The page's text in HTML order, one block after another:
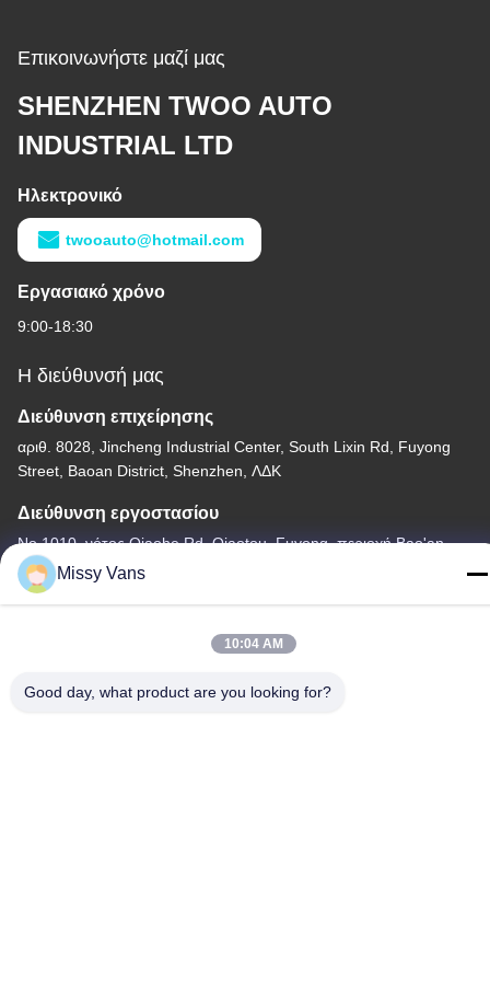
Επικοινωνήστε μαζί μας
SHENZHEN TWOO AUTO
INDUSTRIAL LTD
Ηλεκτρονικό
twooauto@hotmail.com
Εργασιακό χρόνο
9:00-18:30
Η διεύθυνσή μας
Διεύθυνση επιχείρησης
αριθ. 8028, Jincheng Industrial Center, South Lixin Rd, Fuyong
Street, Baoan District, Shenzhen, ΛΔΚ
Διεύθυνση εργοστασίου
Νο 1010, νότος Qiaohe Rd, Qiaotou, Fuyong, περιοχή Bao'an,
Shenzhen, PRC
Τηλεφώνημα
Missy Vans
10:04 AM
Good day, what product are you looking for?